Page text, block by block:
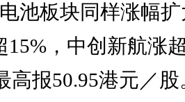
池板块同样涨幅
15%，中创新航涨
高报50.95港元／股